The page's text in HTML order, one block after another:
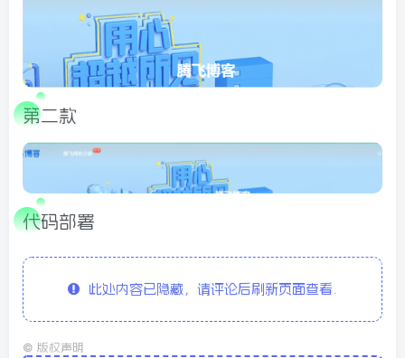
第二款
代码部署
此处内容已隐藏，请评论后刷新页面查看.
© 版权声明